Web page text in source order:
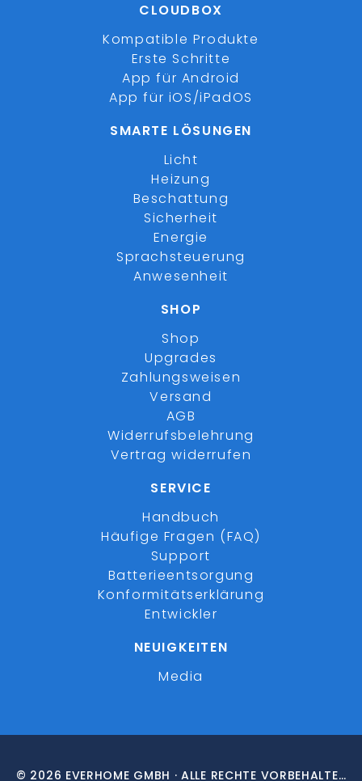
CLOUDBOX
Kompatible Produkte
Erste Schritte
App für Android
App für iOS/iPadOS
SMARTE LÖSUNGEN
Licht
Heizung
Beschattung
Sicherheit
Energie
Sprachsteuerung
Anwesenheit
SHOP
Shop
Upgrades
Zahlungsweisen
Versand
AGB
Widerrufsbelehrung
Vertrag widerrufen
SERVICE
Handbuch
Häufige Fragen (FAQ)
Support
Batterieentsorgung
Konformitätserklärung
Entwickler
NEUIGKEITEN
Media
© 2026 EVERHOME GMBH · ALLE RECHTE VORBEHALTEN